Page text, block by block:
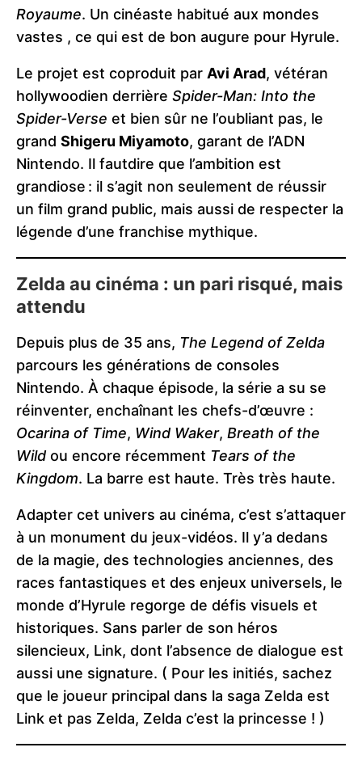
Royaume. Un cinéaste habitué aux mondes
vastes , ce qui est de bon augure pour Hyrule.
Le projet est coproduit par Avi Arad, vétéran
hollywoodien derrière Spider-Man: Into the
Spider-Verse et bien sûr ne l’oubliant pas, le
grand Shigeru Miyamoto, garant de l’ADN
Nintendo. Il fautdire que l’ambition est
grandiose : il s’agit non seulement de réussir
un film grand public, mais aussi de respecter la
légende d’une franchise mythique.
Zelda au cinéma : un pari risqué, mais
attendu
Depuis plus de 35 ans, The Legend of Zelda
parcours les générations de consoles
Nintendo. À chaque épisode, la série a su se
réinventer, enchaînant les chefs-d’œuvre :
Ocarina of Time, Wind Waker, Breath of the
Wild ou encore récemment Tears of the
Kingdom. La barre est haute. Très très haute.
Adapter cet univers au cinéma, c’est s’attaquer
à un monument du jeux-vidéos. Il y’a dedans
de la magie, des technologies anciennes, des
races fantastiques et des enjeux universels, le
monde d’Hyrule regorge de défis visuels et
historiques. Sans parler de son héros
silencieux, Link, dont l’absence de dialogue est
aussi une signature. ( Pour les initiés, sachez
que le joueur principal dans la saga Zelda est
Link et pas Zelda, Zelda c’est la princesse ! )